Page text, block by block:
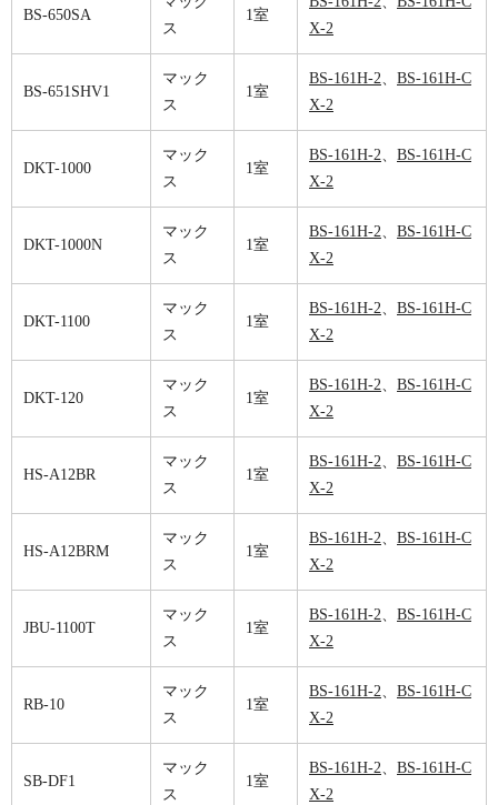
BS-650SA
ス
1室
X-2
BS-651SHV1
マック
ス
1室
BS-161H-2
BS-161H-C
X-2
DKT-1000
マック
ス
1室
BS-161H-2
BS-161H-C
X-2
DKT-1000N
マック
ス
1室
BS-161H-2
BS-161H-C
X-2
DKT-1100
マック
ス
1室
BS-161H-2
BS-161H-C
X-2
DKT-120
マック
ス
1室
BS-161H-2
BS-161H-C
X-2
HS-A12BR
マック
ス
1室
BS-161H-2
BS-161H-C
X-2
HS-A12BRM
マック
ス
1室
BS-161H-2
BS-161H-C
X-2
JBU-1100T
マック
ス
1室
BS-161H-2
BS-161H-C
X-2
RB-10
マック
ス
1室
BS-161H-2
BS-161H-C
X-2
SB-DF1
マック
ス
1室
BS-161H-2
BS-161H-C
X-2